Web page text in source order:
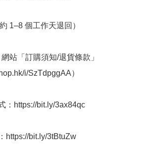
1–8 個工作天退回）
站「訂購須知/退貨條款」
i/SzTdpggAA）
：https://bit.ly/3ax84qc
：https://bit.ly/3tBtuZw